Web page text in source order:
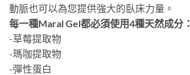
動脈也可以為您提供強大的臥床力量。
每一種Maral Gel都必須使用4種天然成分：
-草莓提取物
-瑪咖提取物
-彈性蛋白